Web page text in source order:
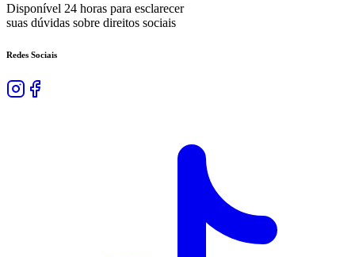
Disponível 24 horas para esclarecer
suas dúvidas sobre direitos sociais
Redes Sociais